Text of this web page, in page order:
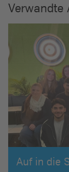
Verwandte
Auf in die